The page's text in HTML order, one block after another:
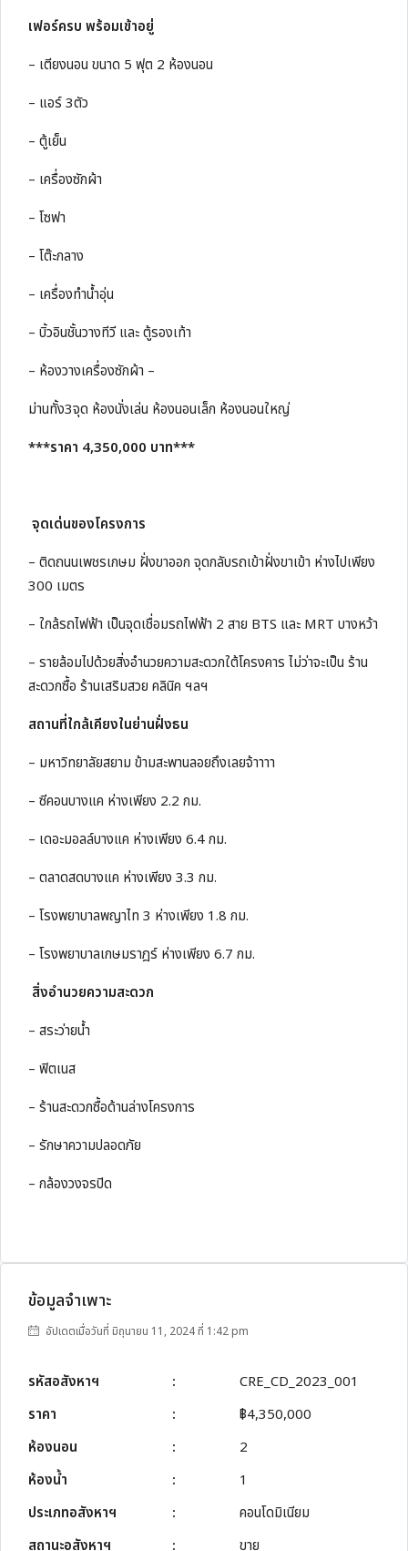
เฟอร์ครบ พร้อมเข้าอยู่
– เตียงนอน ขนาด 5 ฟุต 2 ห้องนอน
– แอร์ 3ตัว
– ตู้เย็น
– เครื่องซักผ้า
– โซฟา
– โต๊ะกลาง
– เครื่องทำน้ำอุ่น
– บิ้วอินชั้นวางทีวี และ ตู้รองเท้า
– ห้องวางเครื่องซักผ้า –
ม่านทั้ง3จุด ห้องนั่งเล่น ห้องนอนเล็ก ห้องนอนใหญ่
***ราคา 4,350,000 บาท***
จุดเด่นของโครงการ
– ติดถนนเพชรเกษม ฝั่งขาออก จุดกลับรถเข้าฝั่งขาเข้า ห่างไปเพียง
300 เมตร
– ใกล้รถไฟฟ้า เป็นจุดเชื่อมรถไฟฟ้า 2 สาย BTS และ MRT บางหว้า
– รายล้อมไปด้วยสิ่งอำนวยความสะดวกใต้โครงคาร ไม่ว่าจะเป็น ร้าน
สะดวกซื้อ ร้านเสริมสวย คลินิค ฯลฯ
สถานที่ใกล้เคียงในย่านฝั่งธน
– มหาวิทยาลัยสยาม ข้ามสะพานลอยถึงเลยจ้าาาา
– ซีคอนบางแค ห่างเพียง 2.2 กม.
– เดอะมอลล์บางแค ห่างเพียง 6.4 กม.
– ตลาดสดบางแค ห่างเพียง 3.3 กม.
– โรงพยาบาลพญาไท 3 ห่างเพียง 1.8 กม.
– โรงพยาบาลเกษมราฎร์ ห่างเพียง 6.7 กม.
สิ่งอำนวยความสะดวก
– สระว่ายน้ำ
– ฟิตเนส
– ร้านสะดวกซื้อด้านล่างโครงการ
– รักษาความปลอดภัย
– กล้องวงจรปิด
ข้อมูลจำเพาะ
อัปเดตเมื่อวันที่ มิถุนายน 11, 2024 ที่ 1:42 pm
รหัสอสังหาฯ :
CRE_CD_2023_001
ราคา
:
฿4,350,000
ห้องนอน
:
2
ห้องน้ำ
:
1
ประเภทอสังหาฯ
:
คอนโดมิเนียม
สถานะอสังหาฯ
: ขาย